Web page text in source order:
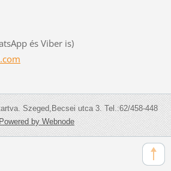
és Viber is)
Szeged,Becsei utca 3. Tel.:62/458-448
by Webnode